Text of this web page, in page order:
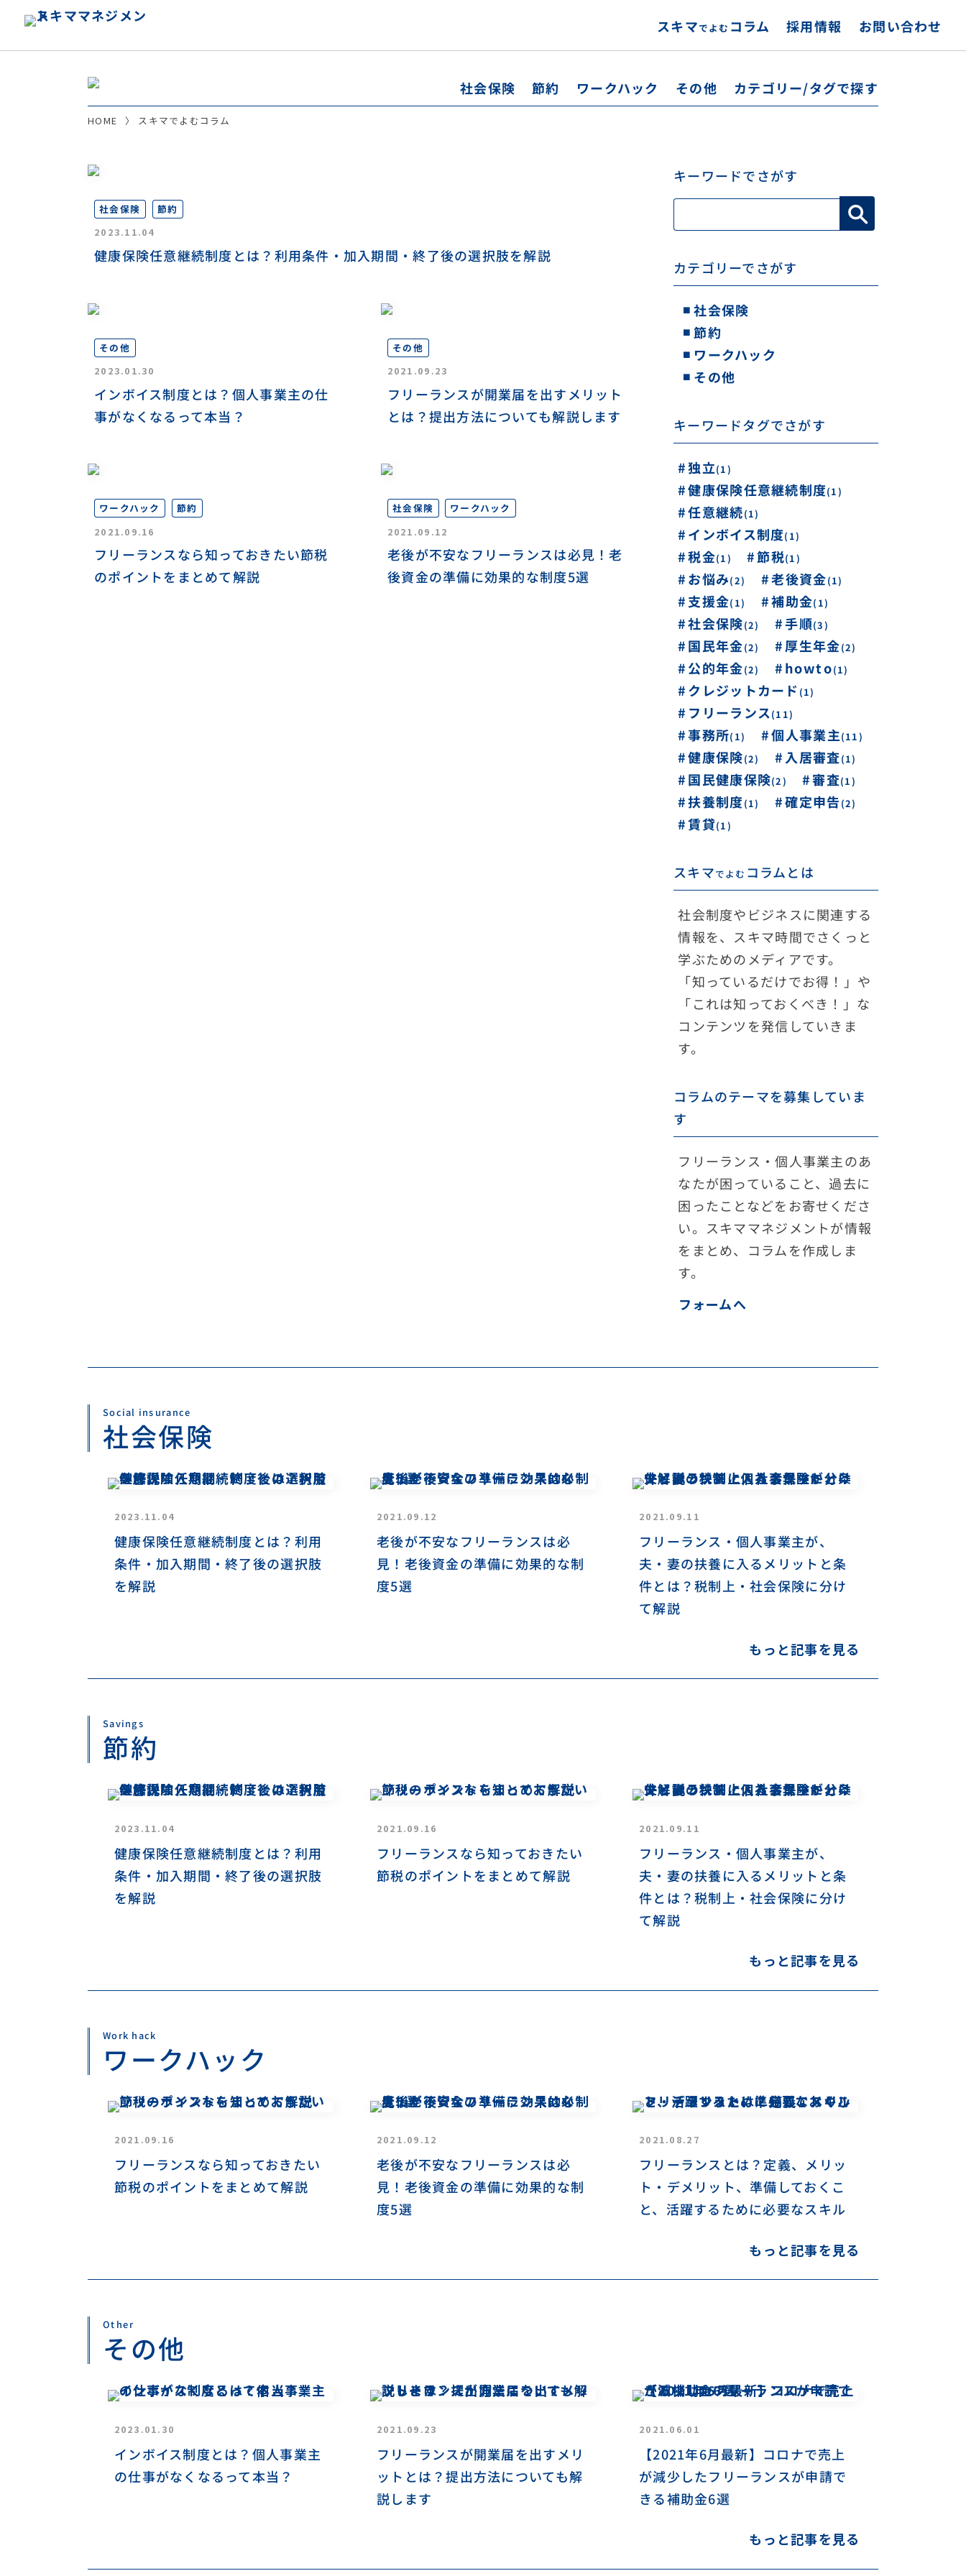
スキマでよむ コラム 採用情報 お問い合わせ
社会保険 節約 ワークハック その他 カテゴリー/タグで探す
HOME スキマでよむコラム
社会保険 節約
2023.11.04
健康保険任意継続制度とは？利用条件・加入期間・終了後の選択肢を解説
その他
2023.01.30
インボイス制度とは？個人事業主の仕
事がなくなるって本当？
その他
2021.09.23
フリーランスが開業届を出すメリット
とは？提出方法についても解説します
ワークハック 節約
2021.09.16
フリーランスなら知っておきたい節税
のポイントをまとめて解説
社会保険 ワークハック
2021.09.12
老後が不安なフリーランスは必見！老
後資金の準備に効果的な制度5選
キーワードでさがす
カテゴリーでさがす
社会保険
節約
ワークハック
その他
キーワードタグでさがす
独立(1)
健康保険任意継続制度(1)
任意継続(1)
インボイス制度(1)
税金(1) 節税(1)
お悩み(2) 老後資金(1)
支援金(1) 補助金(1)
社会保険(2) 手順(3)
国民年金(2) 厚生年金(2)
公的年金(2) howto(1)
クレジットカード (1)
フリーランス(11)
事務所(1) 個人事業主(11)
健康保険(2) 入居審査(1)
国民健康保険(2) 審査(1)
扶養制度(1) 確定申告 (2)
賃貸(1)
スキマでよむ コラムとは
社会制度やビジネスに関連する
情報を、スキマ時間でさくっと
学ぶためのメディアです。
「知っているだけでお得！」や
「これは知っておくべき！」な
コンテンツを発信していきま
す。
コラムのテーマを募集していま
す
フリーランス・個人事業主のあ
なたが困っていること、過去に
困ったことなどをお寄せくださ
い。スキママネジメントが情報
をまとめ、コラムを作成しま
す。
フォームへ
Social insurance
社会保険
2023.11.04
健康保険任意継続制度とは？利用
条件・加入期間・終了後の選択肢
を解説
2021.09.12
老後が不安なフリーランスは必
見！老後資金の準備に効果的な制
度5選
2021.09.11
フリーランス・個人事業主が、
夫・妻の扶養に入るメリットと条
件とは？税制上・社会保険に分け
て解説
もっと記事を見る
Savings
節約
2023.11.04
健康保険任意継続制度とは？利用
条件・加入期間・終了後の選択肢
を解説
2021.09.16
フリーランスなら知っておきたい
節税のポイントをまとめて解説
2021.09.11
フリーランス・個人事業主が、
夫・妻の扶養に入るメリットと条
件とは？税制上・社会保険に分け
て解説
もっと記事を見る
Work hack
ワークハック
2021.09.16
フリーランスなら知っておきたい
節税のポイントをまとめて解説
2021.09.12
老後が不安なフリーランスは必
見！老後資金の準備に効果的な制
度5選
2021.08.27
フリーランスとは？定義、メリッ
ト・デメリット、準備しておくこ
と、活躍するために必要なスキル
もっと記事を見る
Other
その他
2023.01.30
インボイス制度とは？個人事業主
の仕事がなくなるって本当？
2021.09.23
フリーランスが開業届を出すメリ
ットとは？提出方法についても解
説します
2021.06.01
【2021年6月最新】コロナで売上
が減少したフリーランスが申請で
きる補助金6選
もっと記事を見る